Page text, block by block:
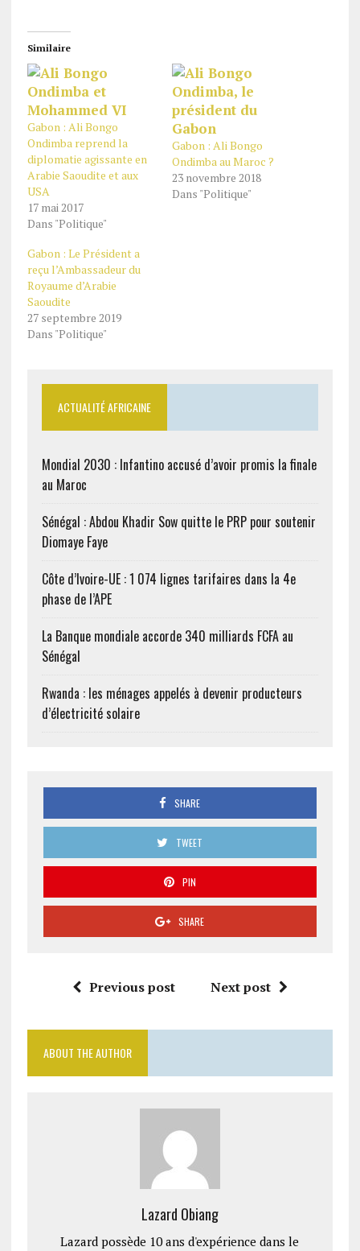
Similaire
Gabon : Ali Bongo
Ondimba reprend la
diplomatie agissante en
Arabie Saoudite et aux
USA
17 mai 2017
Dans "Politique"
Gabon : Ali Bongo
Ondimba au Maroc ?
23 novembre 2018
Dans "Politique"
Gabon : Le Président a
reçu l’Ambassadeur du
Royaume d’Arabie
Saoudite
27 septembre 2019
Dans "Politique"
ACTUALITÉ AFRICAINE
Mondial 2030 : Infantino accusé d’avoir promis la finale
au Maroc
Sénégal : Abdou Khadir Sow quitte le PRP pour soutenir
Diomaye Faye
Côte d’Ivoire-UE : 1 074 lignes tarifaires dans la 4e
phase de l’APE
La Banque mondiale accorde 340 milliards FCFA au
Sénégal
Rwanda : les ménages appelés à devenir producteurs
d’électricité solaire
SHARE
TWEET
PIN
SHARE
Previous post Next post
ABOUT THE AUTHOR
Lazard Obiang
Lazard possède 10 ans d'expérience dans le